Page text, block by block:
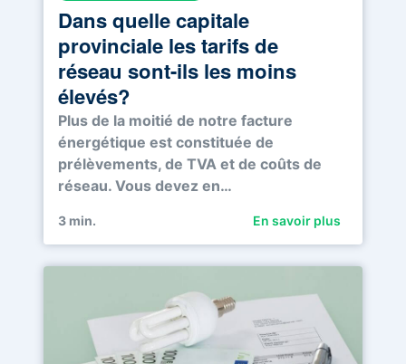
Dans quelle capitale
provinciale les tarifs de
réseau sont-ils les moins
élevés?
Plus de la moitié de notre facture
énergétique est constituée de
prélèvements, de TVA et de coûts de
réseau. Vous devez en…
3 min. En savoir plus